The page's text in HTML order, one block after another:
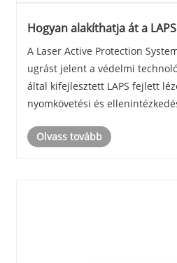
Hogyan alakíthatja át a
képességeket?
A Laser Active Protection
ugrást jelent a védelmi
által kifejlesztett LAPS fejlett
nyomkövetési és
érdekében a modern
Olvass tovább